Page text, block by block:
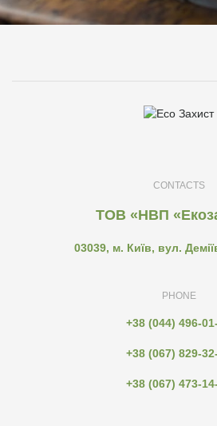
CONTACTS
ТОВ «НВП
03039, м. Київ, вул.
PHONE
+38 (044) 496-
+38 (067) 829-
+38 (067) 473-